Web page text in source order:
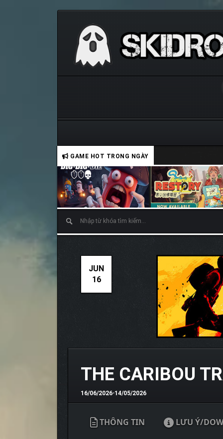
GAME HOT TRONG NGÀY
JUN
16
THE CARIBOU
16/06/2026•14/05/2026
THÔNG TIN LƯU Ý/